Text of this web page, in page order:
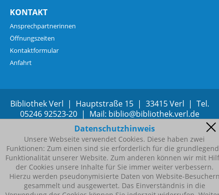
KONTAKT
Ansprechpartnerinnen
Öffnungszeiten
Kontaktformular
Anfahrt
Bibliothek Verl | Hauptstraße 15 | 33415 Verl | Tel.
05246 92523-20 | Mail: b bl b bl th k v rl d
Datenschutzhinweis
Unsere Webseite verwendet Cookies. Diese haben zwei
Funktionen: Zum einen sind sie erforderlich für die
Funktionalität unserer Website. Zum anderen können wir mit
der Cookies unsere Inhalte für Sie immer weiter verbessern.
Hierzu werden pseudonymisierte Daten von Website-
gesammelt und ausgewertet. Das Einverständnis in die